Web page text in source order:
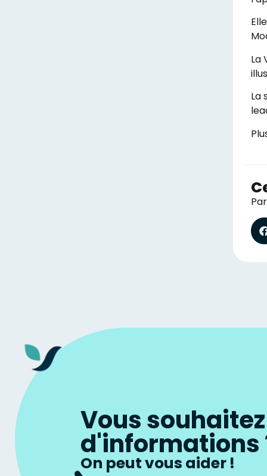
La
La
Vous
d'informations
On peut vous aider !